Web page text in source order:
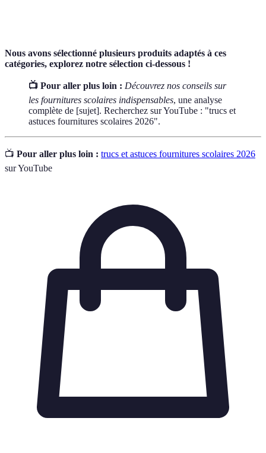
Nous avons sélectionné plusieurs produits adaptés à ces
catégories, explorez notre sélection ci-dessous !
📺 Pour aller plus loin : Découvrez nos conseils sur
les fournitures scolaires indispensables, une analyse
complète de [sujet]. Recherchez sur YouTube : "trucs et
astuces fournitures scolaires 2026".
📺 Pour aller plus loin : trucs et astuces fournitures scolaires 2026
sur YouTube